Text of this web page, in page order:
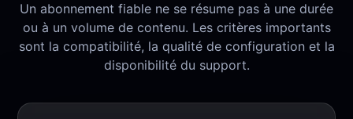
Un abonnement fiable ne se résume pas à une durée
ou à un volume de contenu. Les critères importants
sont la compatibilité, la qualité de configuration et la
disponibilité du support.